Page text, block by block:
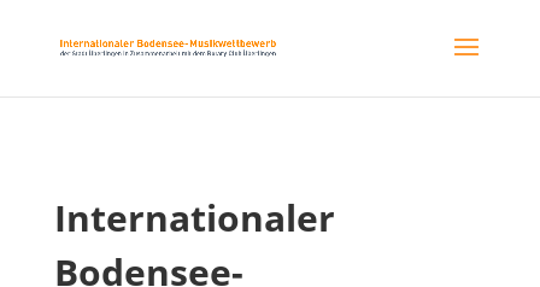
Internationaler
Bodensee-